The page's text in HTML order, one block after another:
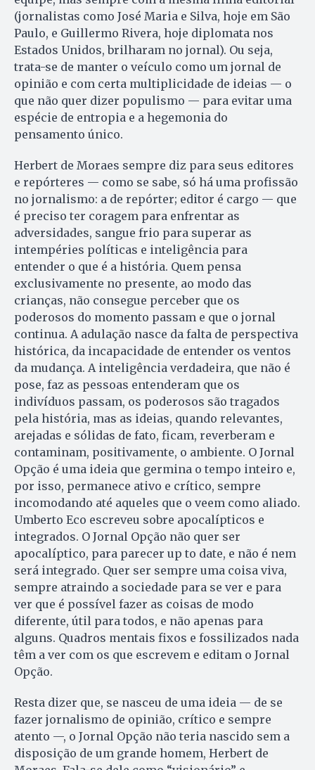
(jornalistas como José Maria e Silva, hoje em São
Paulo, e Guillermo Rivera, hoje diplomata nos
Estados Unidos, brilharam no jornal). Ou seja,
trata-se de manter o veículo como um jornal de
opinião e com certa multiplicidade de ideias — o
que não quer dizer populismo — para evitar uma
espécie de entropia e a hegemonia do
pensamento único.
Herbert de Moraes sempre diz para seus editores
e repórteres — como se sabe, só há uma profissão
no jornalismo: a de repórter; editor é cargo — que
é preciso ter coragem para enfrentar as
adversidades, sangue frio para superar as
intempéries políticas e inteligência para
entender o que é a história. Quem pensa
exclusivamente no presente, ao modo das
crianças, não consegue perceber que os
poderosos do momento passam e que o jornal
continua. A adulação nasce da falta de perspectiva
histórica, da incapacidade de entender os ventos
da mudança. A inteligência verdadeira, que não é
pose, faz as pessoas entenderam que os
indivíduos passam, os poderosos são tragados
pela história, mas as ideias, quando relevantes,
arejadas e sólidas de fato, ficam, reverberam e
contaminam, positivamente, o ambiente. O Jornal
Opção é uma ideia que germina o tempo inteiro e,
por isso, permanece ativo e crítico, sempre
incomodando até aqueles que o veem como aliado.
Umberto Eco escreveu sobre apocalípticos e
integrados. O Jornal Opção não quer ser
apocalíptico, para parecer up to date, e não é nem
será integrado. Quer ser sempre uma coisa viva,
sempre atraindo a sociedade para se ver e para
ver que é possível fazer as coisas de modo
diferente, útil para todos, e não apenas para
alguns. Quadros mentais fixos e fossilizados nada
têm a ver com os que escrevem e editam o Jornal
Opção.
Resta dizer que, se nasceu de uma ideia — de se
fazer jornalismo de opinião, crítico e sempre
atento —, o Jornal Opção não teria nascido sem a
disposição de um grande homem, Herbert de